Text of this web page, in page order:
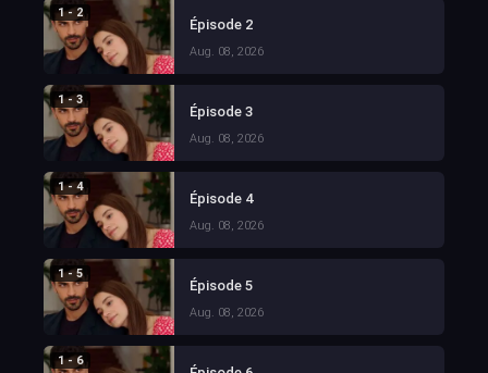
1 - 2
Épisode 2
Aug. 08, 2026
1 - 3
Épisode 3
Aug. 08, 2026
1 - 4
Épisode 4
Aug. 08, 2026
1 - 5
Épisode 5
Aug. 08, 2026
1 - 6